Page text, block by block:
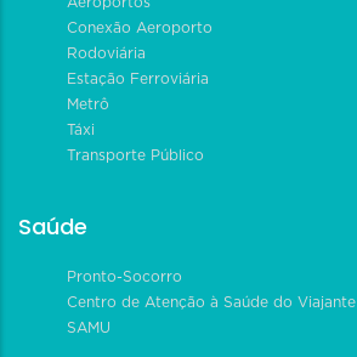
Conexão Aeroporto
Rodoviária
Estação Ferroviária
Metrô
Táxi
Transporte Público
Saúde
Pronto-Socorro
Centro de Atenção à Saúde do Viajante
SAMU